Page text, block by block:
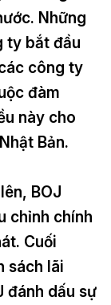
Những
ty bắt đầu
công ty
đàm
này cho
Bản.
BOJ
chỉnh chính
Cuối
sách lãi
đánh dấu sự